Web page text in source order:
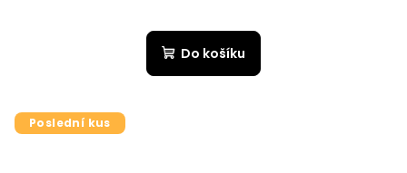
Do košíku
Poslední kus